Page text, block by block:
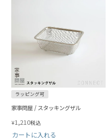
ラッピング可
家事問屋 / スタッキングザル
¥1,210税込
カートに入れる